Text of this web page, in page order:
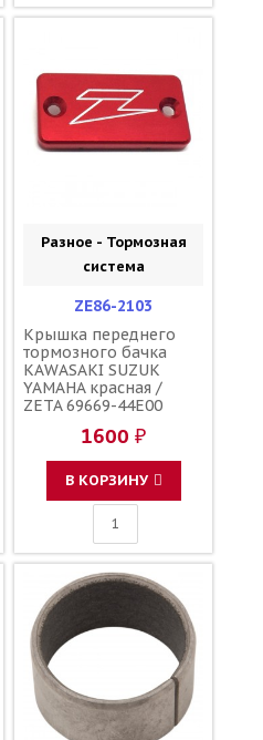
Разное - Тормозная
система
ZE86-2103
Крышка переднего
тормозного бачка
KAWASAKI SUZUK
YAMAHA красная /
ZETA 69669-44E00
27C00 43026-0020 5MV-
25852-00-00 5MV-
25852-01-00
1600 ₽
В КОРЗИНУ